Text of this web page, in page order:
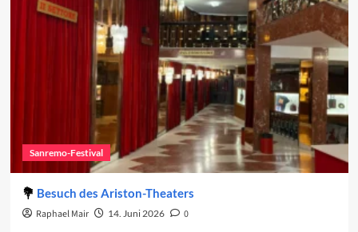
Sanremo-Festival
Besuch des Ariston-Theaters
Raphael Mair 14. Juni 2026 0